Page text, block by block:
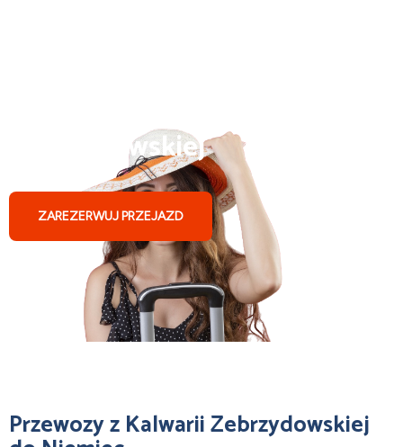
Zebrzydowskiej
ZAREZERWUJ PRZEJAZD
Przewozy z Kalwarii Zebrzydowskiej